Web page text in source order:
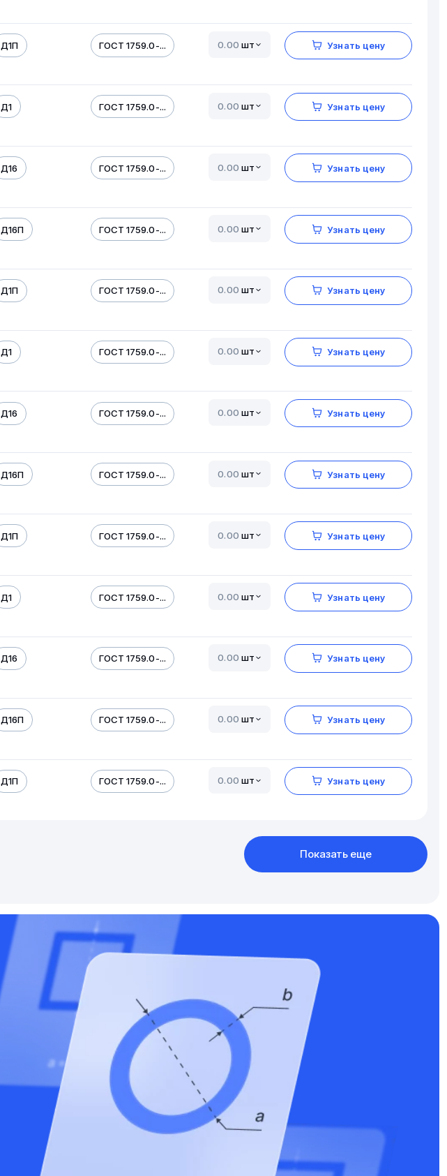
Д1П ГОСТ 1759.0-... шт Узнать цену
Д1 ГОСТ 1759.0-... шт Узнать цену
Д16 ГОСТ 1759.0-... шт Узнать цену
Д16П ГОСТ 1759.0-... шт Узнать цену
Д1П ГОСТ 1759.0-... шт Узнать цену
Д1 ГОСТ 1759.0-... шт Узнать цену
Д16 ГОСТ 1759.0-... шт Узнать цену
Д16П ГОСТ 1759.0-... шт Узнать цену
Д1П ГОСТ 1759.0-... шт Узнать цену
Д1 ГОСТ 1759.0-... шт Узнать цену
Д16 ГОСТ 1759.0-... шт Узнать цену
Д16П ГОСТ 1759.0-... шт Узнать цену
Д1П ГОСТ 1759.0-... шт Узнать цену
Показать еще